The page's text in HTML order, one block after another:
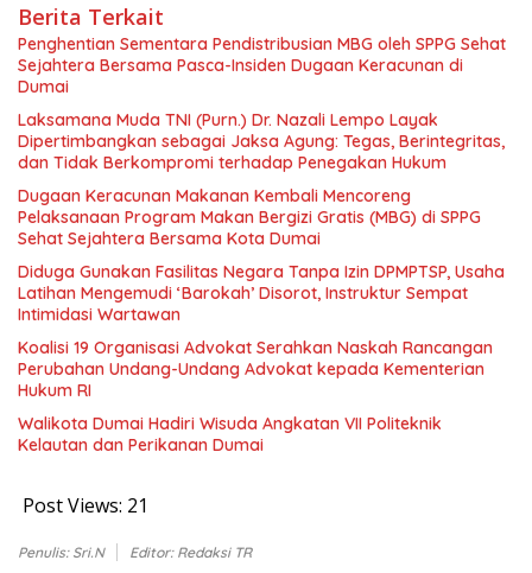
Berita Terkait
Penghentian Sementara Pendistribusian MBG oleh SPPG Sehat
Sejahtera Bersama Pasca-Insiden Dugaan Keracunan di
Dumai
Laksamana Muda TNI (Purn.) Dr. Nazali Lempo Layak
Dipertimbangkan sebagai Jaksa Agung: Tegas, Berintegritas,
dan Tidak Berkompromi terhadap Penegakan Hukum
Dugaan Keracunan Makanan Kembali Mencoreng
Pelaksanaan Program Makan Bergizi Gratis (MBG) di SPPG
Sehat Sejahtera Bersama Kota Dumai
Diduga Gunakan Fasilitas Negara Tanpa Izin DPMPTSP, Usaha
Latihan Mengemudi ‘Barokah’ Disorot, Instruktur Sempat
Intimidasi Wartawan
Koalisi 19 Organisasi Advokat Serahkan Naskah Rancangan
Perubahan Undang-Undang Advokat kepada Kementerian
Hukum RI
Walikota Dumai Hadiri Wisuda Angkatan VII Politeknik
Kelautan dan Perikanan Dumai
Post Views: 21
Penulis: Sri.N Editor: Redaksi TR